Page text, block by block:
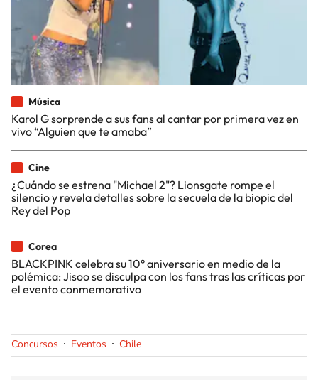
Música
Karol G sorprende a sus fans al cantar por primera vez en
vivo “Alguien que te amaba”
Cine
¿Cuándo se estrena "Michael 2"? Lionsgate rompe el
silencio y revela detalles sobre la secuela de la biopic del
Rey del Pop
Corea
BLACKPINK celebra su 10° aniversario en medio de la
polémica: Jisoo se disculpa con los fans tras las críticas por
el evento conmemorativo
Concursos Eventos Chile